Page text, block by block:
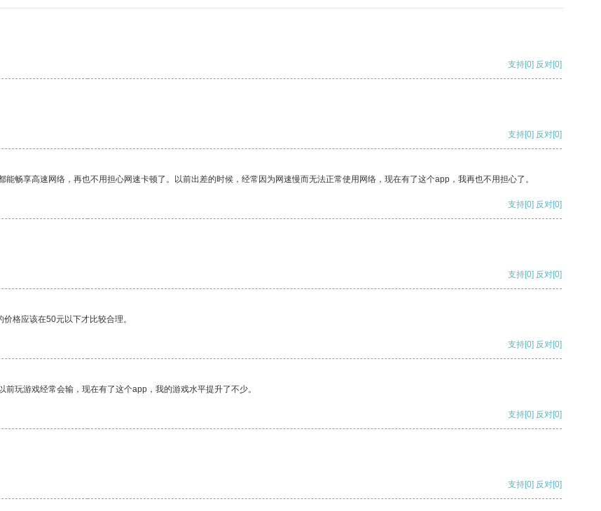
支持[0] 反对[0]
支持[0] 反对[0]
畅享高速网络，再也不用担心网速卡顿了。以前出差的时候，经常因为网速慢而无法正常使用网络，现在有了这个app，我再也不用担心了。
支持[0] 反对[0]
支持[0] 反对[0]
格应该在50元以下才比较合理。
支持[0] 反对[0]
玩游戏经常会输，现在有了这个app，我的游戏水平提升了不少。
支持[0] 反对[0]
支持[0] 反对[0]